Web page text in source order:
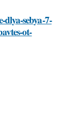
sebya-7-
ot-